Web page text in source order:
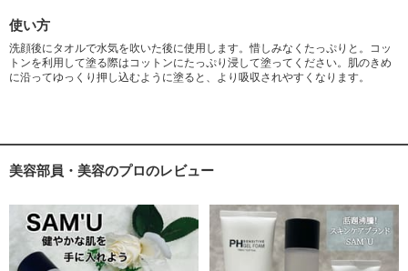
使い方
洗顔後にタオルで水気を吹いた後に使用します。惜しみなくたっぷりと。コッ
トンを利用して塗る際はコットンにたっぷり浸して塗ってください。肌のきめ
に沿ってゆっくり押し込むように塗ると、より吸収されやすくなります。
美容部員・美容のプロのレビュー